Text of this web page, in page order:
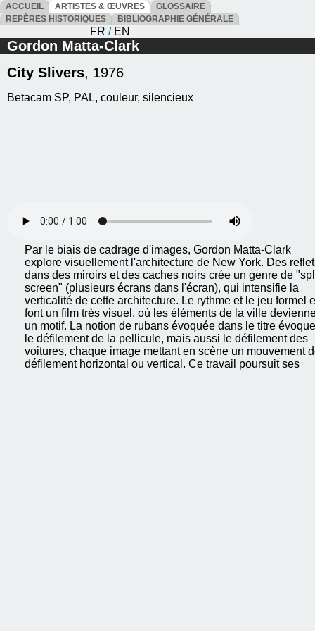
ACCUEIL ARTISTES & ŒUVRES
GLOSSAIRE
REPÈRES HISTORIQUES
BIBLIOGRAPHIE GÉNÉRALE
FR / EN
Gordon Matta-Clark